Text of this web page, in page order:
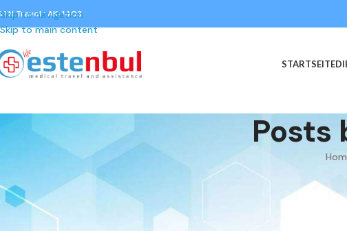
Skip to navigation
Skip to main content
Travel : AK-1403
STARTSEITE
Posts